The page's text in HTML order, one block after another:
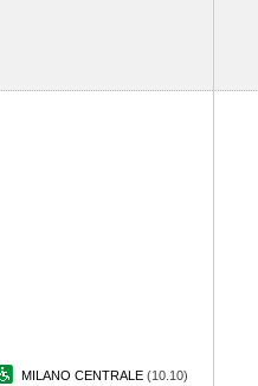
MILANO CENTRALE (10.10)